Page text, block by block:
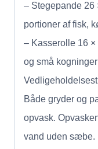
– Stegepande 26
portioner af fisk,
– Kasserolle 16 ×
og små kogninger
Både gryder og
opvask.
vand uden sæbe.